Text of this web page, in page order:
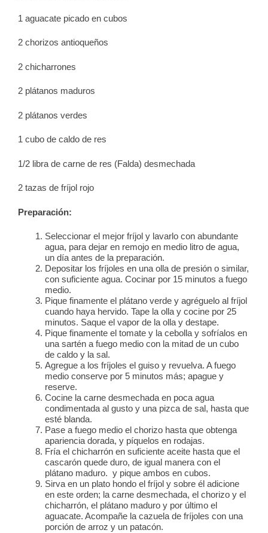
1 aguacate picado en cubos
2 chorizos antioqueños
2 chicharrones
2 plátanos maduros
2 plátanos verdes
1 cubo de caldo de res
1/2 libra de carne de res (Falda) desmechada
2 tazas de fríjol rojo
Preparación:
Seleccionar el mejor fríjol y lavarlo con abundante
agua, para dejar en remojo en medio litro de agua,
un día antes de la preparación.
Depositar los fríjoles en una olla de presión o similar,
con suficiente agua. Cocinar por 15 minutos a fuego
medio.
Pique finamente el plátano verde y agréguelo al fríjol
cuando haya hervido. Tape la olla y cocine por 25
minutos. Saque el vapor de la olla y destape.
Pique finamente el tomate y la cebolla y sofríalos en
una sartén a fuego medio con la mitad de un cubo
de caldo y la sal.
Agregue a los fríjoles el guiso y revuelva. A fuego
medio conserve por 5 minutos más; apague y
reserve.
Cocine la carne desmechada en poca agua
condimentada al gusto y una pizca de sal, hasta que
esté blanda.
Pase a fuego medio el chorizo hasta que obtenga
apariencia dorada, y píquelos en rodajas.
Fría el chicharrón en suficiente aceite hasta que el
cascarón quede duro, de igual manera con el
plátano maduro. y pique ambos en cubos.
Sirva en un plato hondo el fríjol y sobre él adicione
en este orden; la carne desmechada, el chorizo y el
chicharrón, el plátano maduro y por último el
aguacate. Acompañe la cazuela de fríjoles con una
porción de arroz y un patacón.